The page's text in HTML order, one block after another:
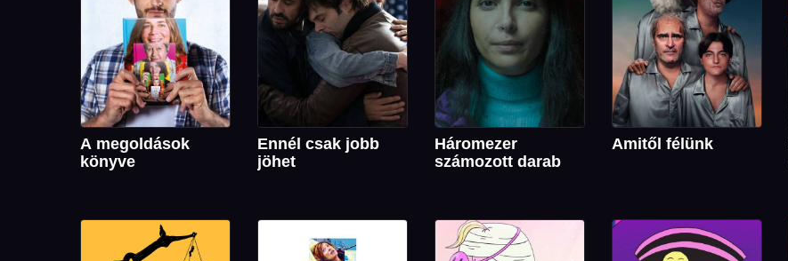
A megoldások
könyve
Ennél csak jobb
jöhet
Háromezer
számozott darab
Amitől félünk